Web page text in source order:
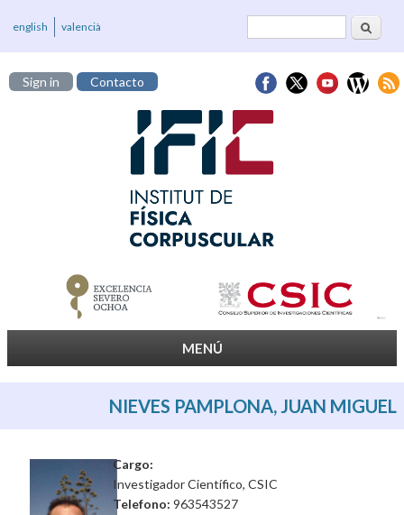
Formulario deBuscar
english valencià
Sign in Contacto
MENÚ
NIEVES PAMPLONA, JUAN MIGUEL
Cargo:
Investigador Científico, CSIC
Telefono: 963543527